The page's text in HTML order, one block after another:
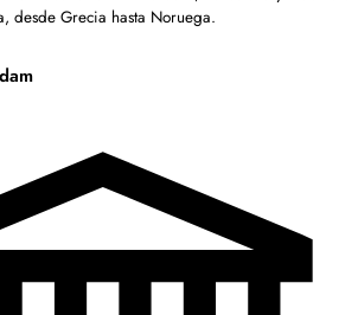
desde Grecia hasta Noruega.